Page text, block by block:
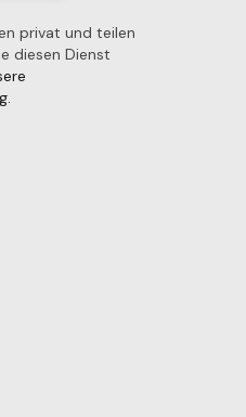
privat und teilen
diesen Dienst